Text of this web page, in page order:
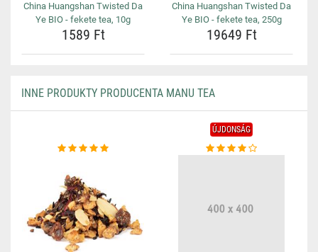
China Huangshan Twisted Da
Ye BIO - fekete tea, 10g
1589 Ft
China Huangshan Twisted Da
Ye BIO - fekete tea, 250g
19649 Ft
INNE PRODUKTY PRODUCENTA MANU TEA
ÚJDONSÁG